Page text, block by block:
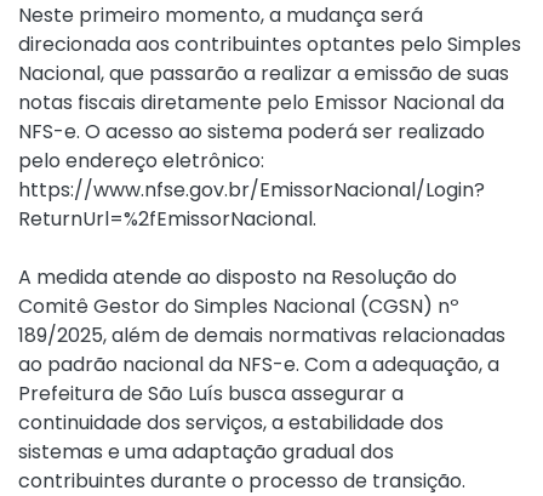
Neste primeiro momento, a mudança será
direcionada aos contribuintes optantes pelo Simples
Nacional, que passarão a realizar a emissão de suas
notas fiscais diretamente pelo Emissor Nacional da
NFS-e. O acesso ao sistema poderá ser realizado
pelo endereço eletrônico:
https://www.nfse.gov.br/EmissorNacional/Login?
ReturnUrl=%2fEmissorNacional.
A medida atende ao disposto na Resolução do
Comitê Gestor do Simples Nacional (CGSN) nº
189/2025, além de demais normativas relacionadas
ao padrão nacional da NFS-e. Com a adequação, a
Prefeitura de São Luís busca assegurar a
continuidade dos serviços, a estabilidade dos
sistemas e uma adaptação gradual dos
contribuintes durante o processo de transição.